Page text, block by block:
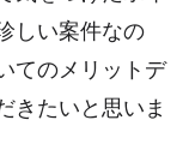
しい案件なの
てのメリットデ
きたいと思いま